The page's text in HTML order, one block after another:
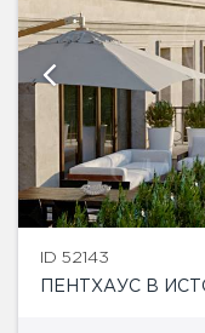
ID 52143
ПЕНТХАУС В